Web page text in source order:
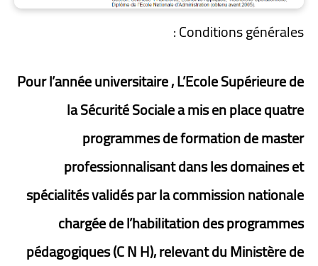
Conditions générales :
Pour l’année universitaire , L’Ecole Supérieure de
la Sécurité Sociale a mis en place quatre
programmes de formation de master
professionnalisant dans les domaines et
spécialités validés par la commission nationale
chargée de l’habilitation des programmes
pédagogiques (C N H), relevant du Ministère de